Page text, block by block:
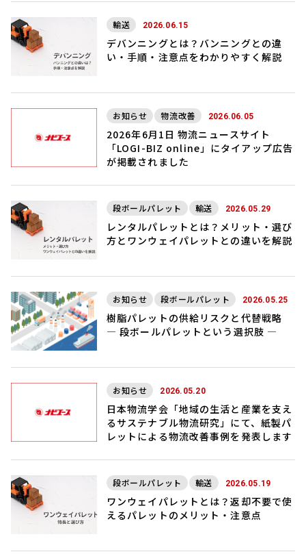
輸送 2026.06.15
デバンニングとは？バンニングとの違
い・手順・注意点をわかりやすく解説
お知らせ 物流改善 2026.06.05
2026年6月1日 物流ニュースサイト
「LOGI-BIZ online」にタイアップ広告
が掲載されました
段ボールパレット 輸送 2026.05.29
レンタルパレットとは？メリット・選び
方とワンウェイパレットとの違いを解説
お知らせ 段ボールパレット 2026.05.25
樹脂パレットの供給リスクと代替戦略
― 段ボールパレットという選択肢 ―
お知らせ 2026.05.20
日本物流学会「地域の生活と産業を支え
るサステナブル物流研究」にて、紙製パ
レットによる物流改善事例を発表します
段ボールパレット 輸送 2026.05.19
ワンウェイパレットとは？返却不要で使
えるパレットのメリット・注意点